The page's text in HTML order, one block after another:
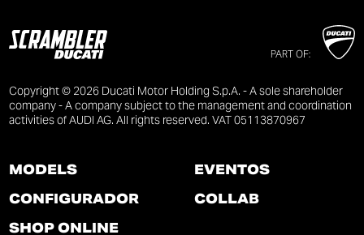
PART OF:
Copyright © 2026 Ducati Motor Holding S.p.A. - A sole shareholder
company - A company subject to the management and coordination
activities of AUDI AG. All rights reserved. VAT 05113870967
MODELS
CONFIGURADOR
SHOP ONLINE
EVENTOS
COLLAB